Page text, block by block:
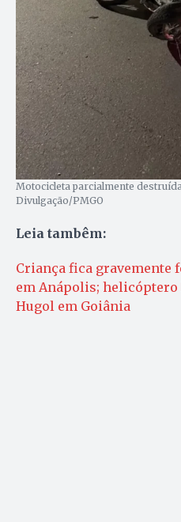
Motocicleta parcialmente
Divulgação/PMGO
Leia tambêm:
Criança fica gravemente
em Anápolis;
Hugol em Goiânia